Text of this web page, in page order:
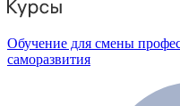
Обучение для смены
саморазвития